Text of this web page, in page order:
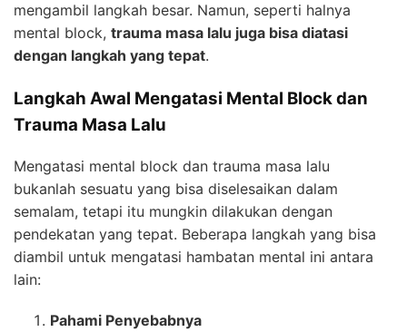
mengambil langkah besar. Namun, seperti halnya
mental block, trauma masa lalu juga bisa diatasi
dengan langkah yang tepat.
Langkah Awal Mengatasi Mental Block dan
Trauma Masa Lalu
Mengatasi mental block dan trauma masa lalu
bukanlah sesuatu yang bisa diselesaikan dalam
semalam, tetapi itu mungkin dilakukan dengan
pendekatan yang tepat. Beberapa langkah yang bisa
diambil untuk mengatasi hambatan mental ini antara
lain:
Pahami Penyebabnya